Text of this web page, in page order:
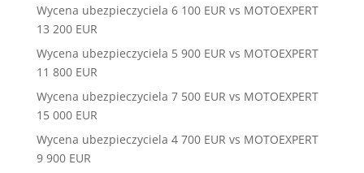
Wycena ubezpieczyciela 6 100 EUR vs MOTOEXPERT
13 200 EUR
Wycena ubezpieczyciela 5 900 EUR vs MOTOEXPERT
11 800 EUR
Wycena ubezpieczyciela 7 500 EUR vs MOTOEXPERT
15 000 EUR
Wycena ubezpieczyciela 4 700 EUR vs MOTOEXPERT
9 900 EUR